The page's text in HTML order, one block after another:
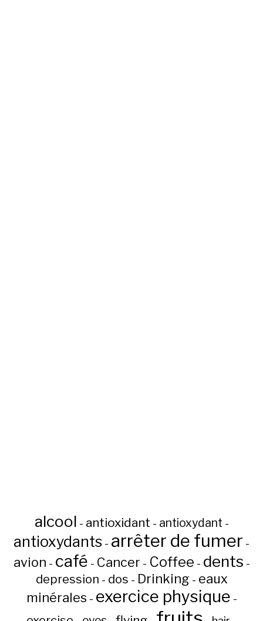
alcool - antioxidant - antioxydant -
antioxydants - arrêter de fumer -
avion - café - Cancer - Coffee - dents -
depression - dos - Drinking - eaux
minérales - exercice physique -